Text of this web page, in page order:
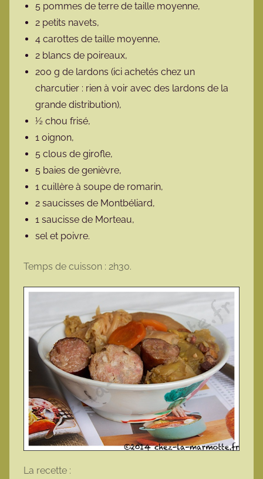
5 pommes de terre de taille moyenne,
2 petits navets,
4 carottes de taille moyenne,
2 blancs de poireaux,
200 g de lardons (ici achetés chez un
charcutier : rien à voir avec des lardons de la
grande distribution),
½ chou frisé,
1 oignon,
5 clous de girofle,
5 baies de genièvre,
1 cuillère à soupe de romarin,
2 saucisses de Montbéliard,
1 saucisse de Morteau,
sel et poivre.
Temps de cuisson : 2h30.
La recette :